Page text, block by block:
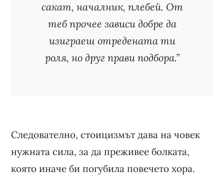
сакат, началник, плебей. От
теб прочее зависи добре да
изиграеш отредената ти
роля, но друг прави подбора.”
Следователно, стоицизмът дава на човек
нужната сила, за да преживее болката,
която иначе би погубила повечето хора.